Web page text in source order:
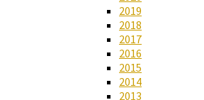
2019
2018
2017
2016
2015
2014
2013